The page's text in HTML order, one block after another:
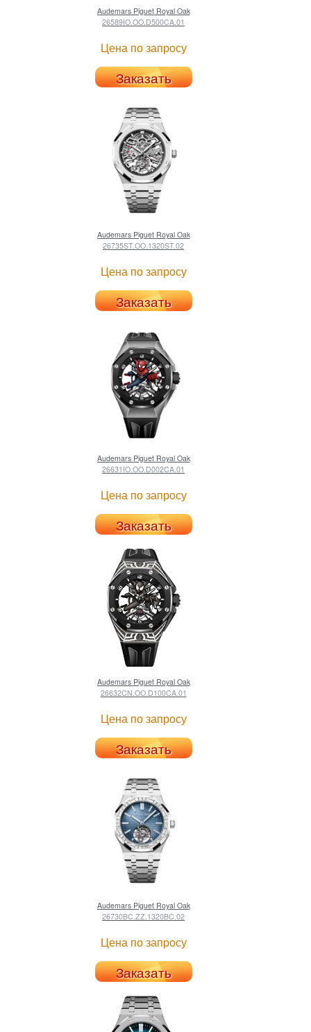
Audemars PiguetRoyal Oak
26589IO.OO.D500CA.01
Цена по запросу
Заказать
Audemars PiguetRoyal Oak
26735ST.OO.1320ST.02
Цена по запросу
Заказать
Audemars PiguetRoyal Oak
26631IO.OO.D002CA.01
Цена по запросу
Заказать
Audemars PiguetRoyal Oak
26632CN.OO.D100CA.01
Цена по запросу
Заказать
Audemars PiguetRoyal Oak
26730BC.ZZ.1320BC.02
Цена по запросу
Заказать